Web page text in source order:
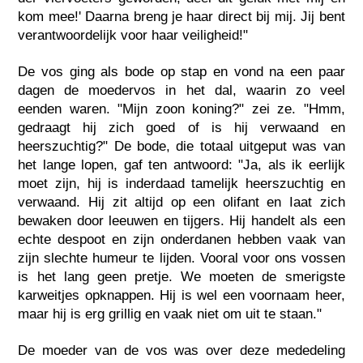
kom mee!' Daarna breng je haar direct bij mij. Jij bent
verantwoordelijk voor haar veiligheid!"
De vos ging als bode op stap en vond na een paar
dagen de moedervos in het dal, waarin zo veel
eenden waren. "Mijn zoon koning?" zei ze. "Hmm,
gedraagt hij zich goed of is hij verwaand en
heerszuchtig?" De bode, die totaal uitgeput was van
het lange lopen, gaf ten antwoord: "Ja, als ik eerlijk
moet zijn, hij is inderdaad tamelijk heerszuchtig en
verwaand. Hij zit altijd op een olifant en Iaat zich
bewaken door leeuwen en tijgers. Hij handelt als een
echte despoot en zijn onderdanen hebben vaak van
zijn slechte humeur te lijden. Vooral voor ons vossen
is het lang geen pretje. We moeten de smerigste
karweitjes opknappen. Hij is wel een voornaam heer,
maar hij is erg grillig en vaak niet om uit te staan."
De moeder van de vos was over deze mededeling